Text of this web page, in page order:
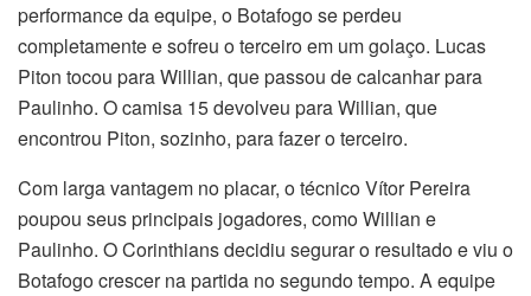
performance da equipe, o Botafogo se perdeu
completamente e sofreu o terceiro em um golaço. Lucas
Piton tocou para Willian, que passou de calcanhar para
Paulinho. O camisa 15 devolveu para Willian, que
encontrou Piton, sozinho, para fazer o terceiro.
Com larga vantagem no placar, o técnico Vítor Pereira
poupou seus principais jogadores, como Willian e
Paulinho. O Corinthians decidiu segurar o resultado e viu o
Botafogo crescer na partida no segundo tempo. A equipe